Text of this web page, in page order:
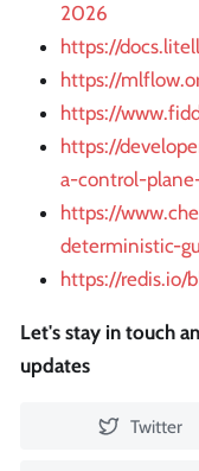
2026
https://
https://
https://
https://
a-control-
https://
deterministic-
https://redis.io/
Let's stay in touch
updates
Twitter